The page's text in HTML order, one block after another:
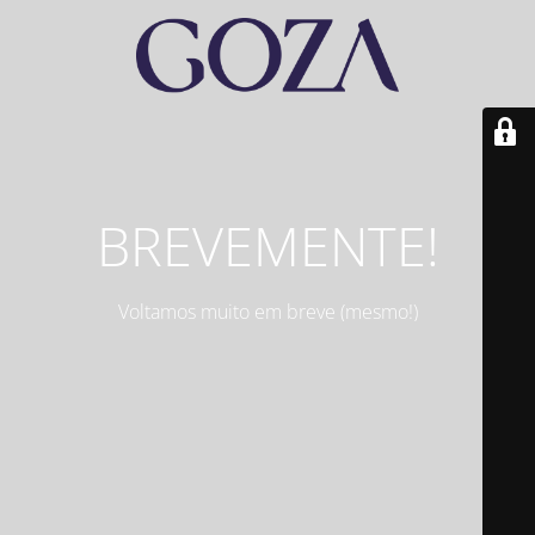
BREVEMENTE!
Voltamos muito em breve (mesmo!)